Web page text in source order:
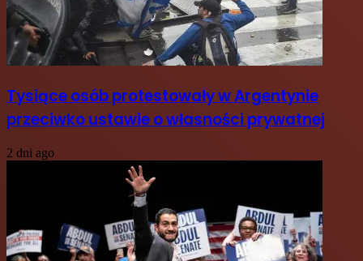
Tysiące osób protestowały w Argentynie
przeciwko ustawie o własności prywatnej
2 dni ago